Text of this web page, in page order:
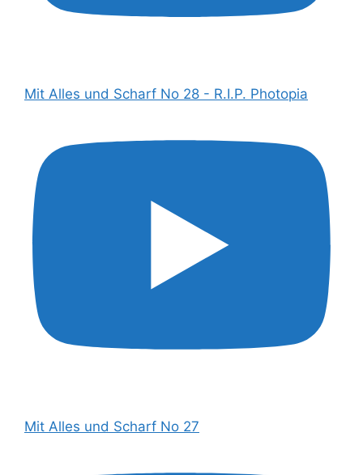
Mit Alles und Scharf No 28 - R.I.P. Photopia
Mit Alles und Scharf No 27